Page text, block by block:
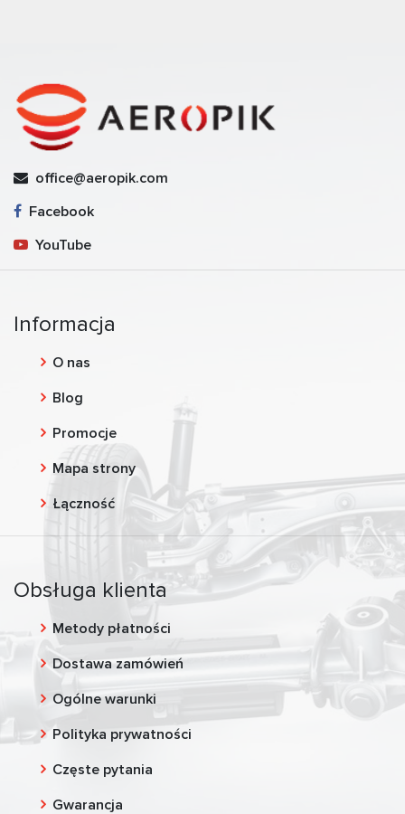
office@aeropik.com
Facebook
YouTube
Informacja
O nas
Blog
Promocje
Mapa strony
Łączność
Obsługa klienta
Metody płatności
Dostawa zamówień
Ogólne warunki
Polityka prywatności
Częste pytania
Gwarancja